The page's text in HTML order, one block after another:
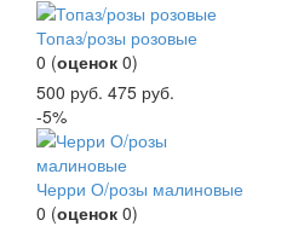
Топаз/розы розовые
0 (оценок 0)
500 руб. 475 руб.
-5%
Черри О/розы малиновые
0 (оценок 0)